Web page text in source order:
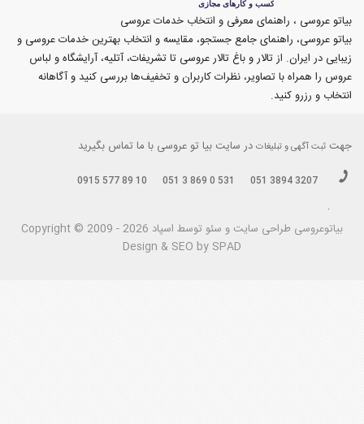
بیاتو عروسی ، راهنمای معرفی و انتخاب خدمات عروسی
بیاتو عروسی، راهنمای جامع جستجو، مقایسه و انتخاب بهترین خدمات عروسی و
زیبایی در ایران. از تالار و باغ تالار عروسی تا تشریفات، آتلیه، آرایشگاه و لباس
عروس را همراه با تصاویر، نظرات کاربران و تخفیف‌ها بررسی کنید و آگاهانه
انتخاب و رزرو کنید.
جهت ثبت آگهی و تبلیغات در سایت بیا تو عروسی با ما تماس بگیرید
051 3894 3207
051 3 869 0 531
0915 577 89 10
.
بیاتوعروسی Copyright © 2009 - 2026 طراحی سايت و سئو توسط اسپاد
Design & SEO by SPAD